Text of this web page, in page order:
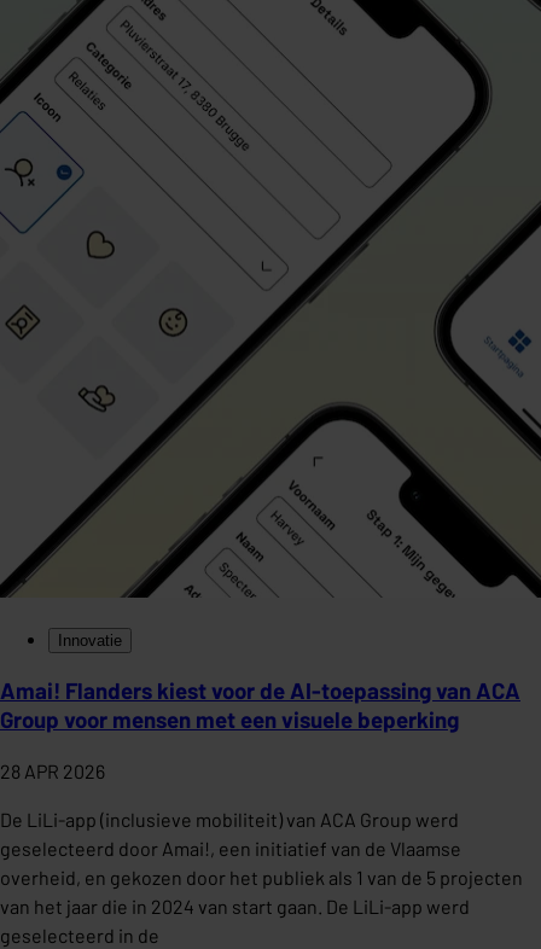
Innovatie
Amai! Flanders kiest voor de AI-toepassing van ACA
Group voor mensen met een visuele beperking
28 APR 2026
De LiLi-app (inclusieve mobiliteit) van ACA Group werd
geselecteerd door Amai!, een initiatief van de Vlaamse
overheid, en gekozen door het publiek als 1 van de 5 projecten
van het jaar die in 2024 van start gaan. De LiLi-app werd
geselecteerd in de